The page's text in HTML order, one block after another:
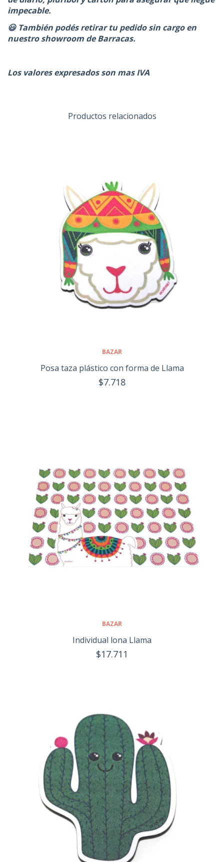
impecable.
😃 También podés retirar tu pedido sin cargo en
nuestro showroom de Barracas.
Los valores expresados son mas IVA
Productos relacionados
BAZAR
Posa taza plástico con forma de Llama
$7.718
BAZAR
Individual lona Llama
$17.711